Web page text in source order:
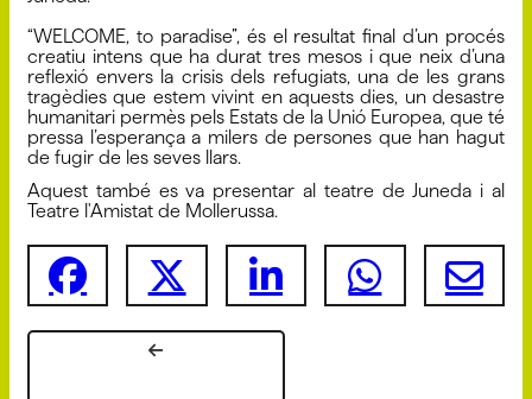
“WELCOME, to paradise”, és el resultat final d’un procés
creatiu intens que ha durat tres mesos i que neix d’una
reflexió envers la crisis dels refugiats, una de les grans
tragèdies que estem vivint en aquests dies, un desastre
humanitari permès pels Estats de la Unió Europea, que té
pressa l’esperança a milers de persones que han hagut
de fugir de les seves llars.
Aquest també es va presentar al teatre de Juneda i al
Teatre l'Amistat de Mollerussa.